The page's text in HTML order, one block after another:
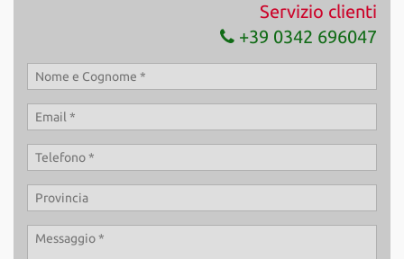
Servizio clienti
+39 0342 696047